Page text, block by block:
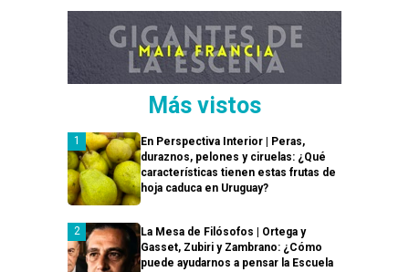
Más vistos
En Perspectiva Interior | Peras,
duraznos, pelones y ciruelas: ¿Qué
características tienen estas frutas de
hoja caduca en Uruguay?
La Mesa de Filósofos | Ortega y
Gasset, Zubiri y Zambrano: ¿Cómo
puede ayudarnos a pensar la Escuela